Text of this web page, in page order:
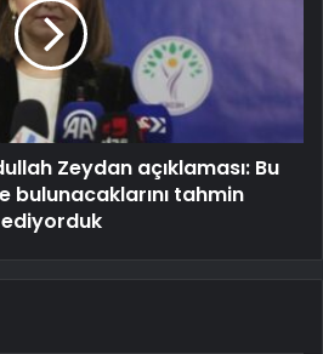
Zeydan açıklaması: Bu
bulunacaklarını tahmin
ediyorduk